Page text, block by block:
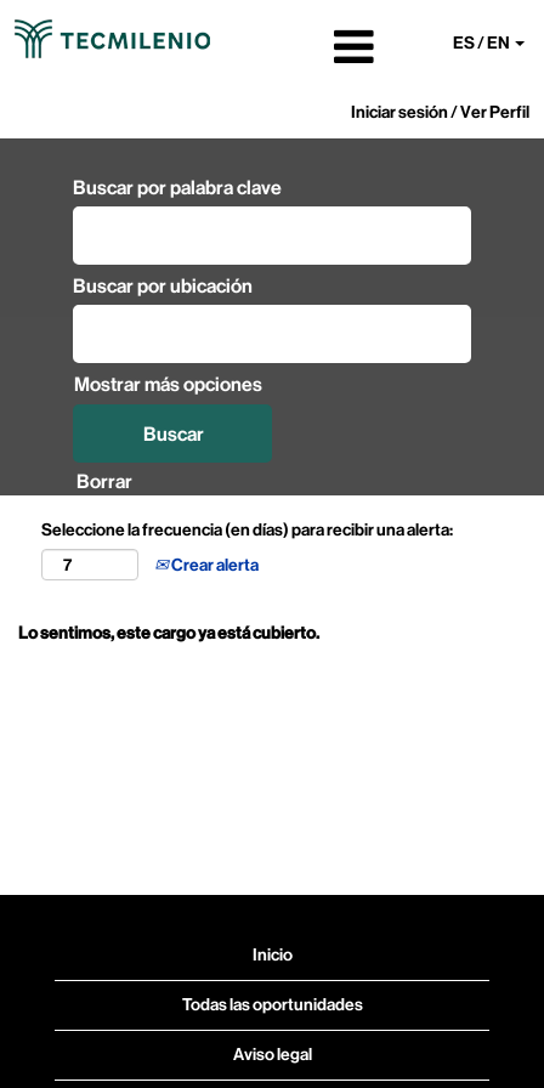
ES / EN
Iniciar sesión / Ver Perfil
Buscar por palabra clave
Buscar por ubicación
Mostrar más opciones
Borrar
Seleccione la frecuencia (en días) para recibir una alerta:
Crear alerta
Lo sentimos, este cargo ya está cubierto.
Inicio
Todas las oportunidades
Aviso legal